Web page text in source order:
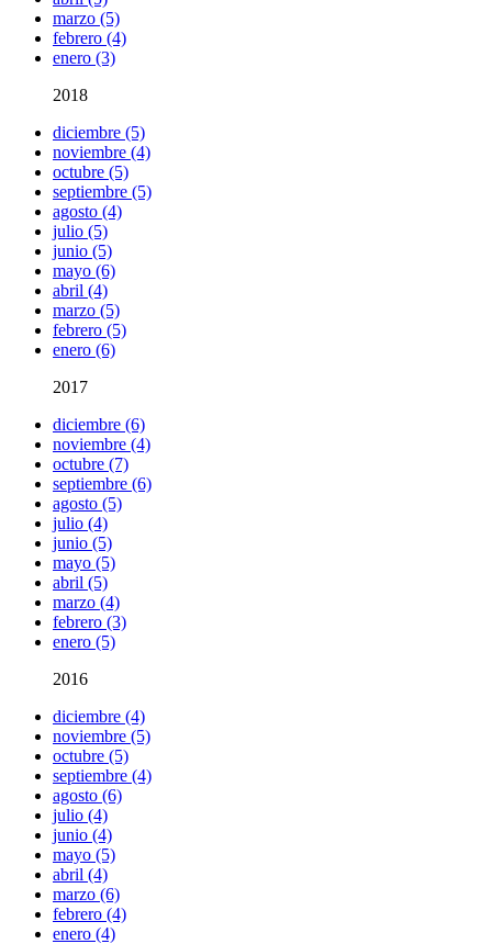
marzo (5)
febrero (4)
enero (3)
2018
diciembre (5)
noviembre (4)
octubre (5)
septiembre (5)
agosto (4)
julio (5)
junio (5)
mayo (6)
abril (4)
marzo (5)
febrero (5)
enero (6)
2017
diciembre (6)
noviembre (4)
octubre (7)
septiembre (6)
agosto (5)
julio (4)
junio (5)
mayo (5)
abril (5)
marzo (4)
febrero (3)
enero (5)
2016
diciembre (4)
noviembre (5)
octubre (5)
septiembre (4)
agosto (6)
julio (4)
junio (4)
mayo (5)
abril (4)
marzo (6)
febrero (4)
enero (4)